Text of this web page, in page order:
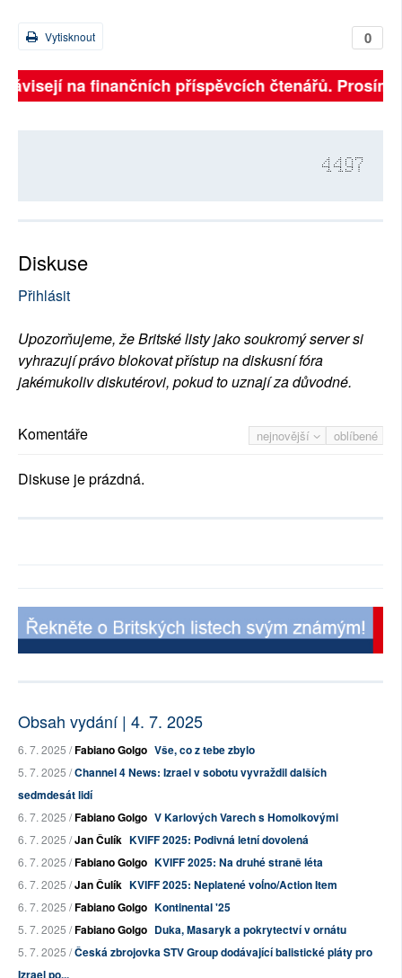
0
Vytisknout
na finančních příspěvcích čtenářů. Prosíme,
4497
Diskuse
Přihlásit
Upozorňujeme, že Britské listy jako soukromý server si
vyhrazují právo blokovat přístup na diskusní fóra
jakémukoliv diskutérovi, pokud to uznají za důvodné.
nejnovější oblíbené
Komentáře
Diskuse je prázdná.
Obsah vydání | 4. 7. 2025
6. 7. 2025 /Fabiano Golgo Vše, co z tebe zbylo
5. 7. 2025 /Channel 4 News: Izrael v sobotu vyvraždil dalších
sedmdesát lidí
6. 7. 2025 /Fabiano Golgo V Karlových Varech s Homolkovými
6. 7. 2025 /Jan Čulík KVIFF 2025: Podivná letní dovolená
6. 7. 2025 /Fabiano Golgo KVIFF 2025: Na druhé straně léta
6. 7. 2025 /Jan Čulík KVIFF 2025: Neplatené voĺno/Action Item
6. 7. 2025 /Fabiano Golgo Kontinental '25
5. 7. 2025 /Fabiano Golgo Duka, Masaryk a pokrytectví v ornátu
5. 7. 2025 /Česká zbrojovka STV Group dodávající balistické pláty pro
Izrael po...